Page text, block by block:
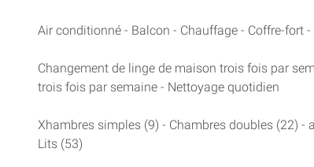
Air conditionné - Balcon - Chauffage - Coffre-fort
Changement de linge de maison trois fois par
trois fois par semaine - Nettoyage quotidien
Xhambres simples (9) - Chambres doubles (22)
Lits (53)